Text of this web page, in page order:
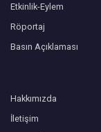
Etkinlik-Eylem
Röportaj
Basın Açıklaması
Hakkımızda
İletişim